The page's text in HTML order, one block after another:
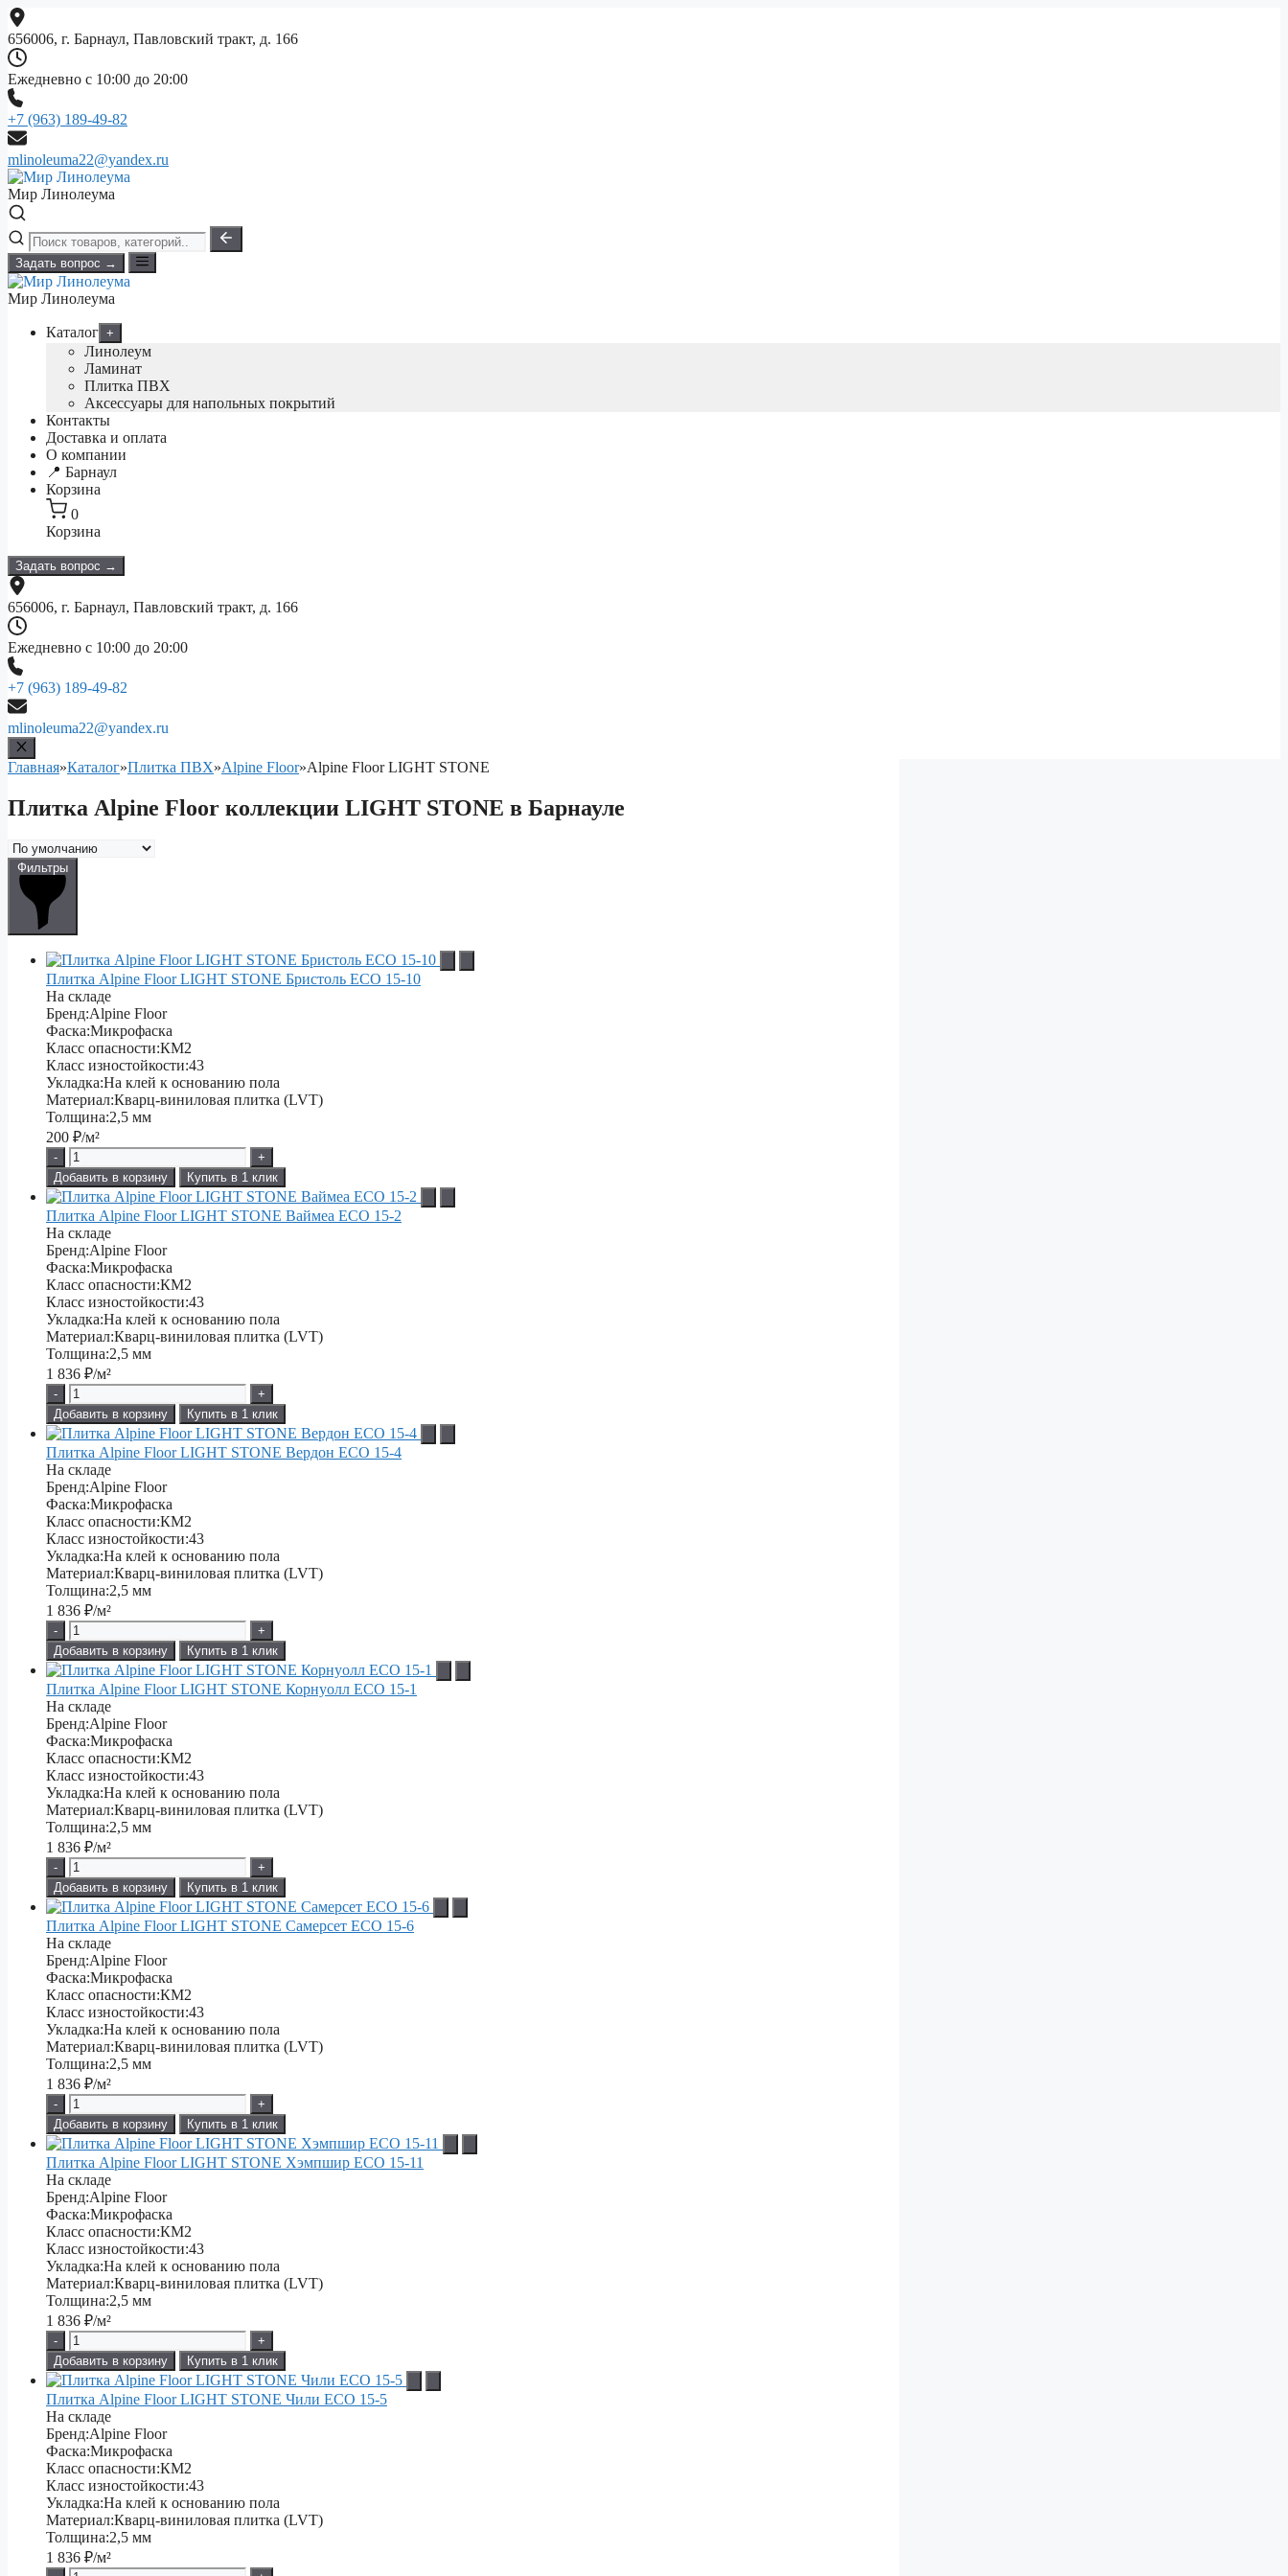
Перейти
к
содержимому
656006, г. Барнаул, Павловский тракт, д. 166
Ежедневно с 10:00 до 20:00
+7 (963) 189-49-82
mlinoleuma22@yandex.ru
Мир Линолеума
Задать вопрос →
Мир Линолеума
Каталог +
Линолеум
Ламинат
Плитка ПВХ
Аксессуары для напольных покрытий
Контакты
Доставка и оплата
О компании
📍 Барнаул
Корзина
0
Корзина
Задать вопрос →
656006, г. Барнаул, Павловский тракт, д. 166
Ежедневно с 10:00 до 20:00
+7 (963) 189-49-82
mlinoleuma22@yandex.ru
Главная»Каталог»Плитка ПВХ»Alpine Floor»Alpine Floor LIGHT STONE
Плитка Alpine Floor коллекции LIGHT STONE в Барнауле
Фильтры
Плитка Alpine Floor LIGHT STONE Бристоль ЕСО 15-10
На складе
Бренд:Alpine Floor
Фаска:Микрофаска
Класс опасности:КМ2
Класс изностойкости:43
Укладка:На клей к основанию пола
Материал:Кварц-виниловая плитка (LVT)
Толщина:2,5 мм
200 ₽/м²
-
+
Добавить в корзину
Купить в 1 клик
Плитка Alpine Floor LIGHT STONE Ваймеа ЕСО 15-2
На складе
Бренд:Alpine Floor
Фаска:Микрофаска
Класс опасности:КМ2
Класс изностойкости:43
Укладка:На клей к основанию пола
Материал:Кварц-виниловая плитка (LVT)
Толщина:2,5 мм
1 836 ₽/м²
-
+
Добавить в корзину
Купить в 1 клик
Плитка Alpine Floor LIGHT STONE Вердон ЕСО 15-4
На складе
Бренд:Alpine Floor
Фаска:Микрофаска
Класс опасности:КМ2
Класс изностойкости:43
Укладка:На клей к основанию пола
Материал:Кварц-виниловая плитка (LVT)
Толщина:2,5 мм
1 836 ₽/м²
-
+
Добавить в корзину
Купить в 1 клик
Плитка Alpine Floor LIGHT STONE Корнуолл ЕСО 15-1
На складе
Бренд:Alpine Floor
Фаска:Микрофаска
Класс опасности:КМ2
Класс изностойкости:43
Укладка:На клей к основанию пола
Материал:Кварц-виниловая плитка (LVT)
Толщина:2,5 мм
1 836 ₽/м²
-
+
Добавить в корзину
Купить в 1 клик
Плитка Alpine Floor LIGHT STONE Самерсет ЕСО 15-6
На складе
Бренд:Alpine Floor
Фаска:Микрофаска
Класс опасности:КМ2
Класс изностойкости:43
Укладка:На клей к основанию пола
Материал:Кварц-виниловая плитка (LVT)
Толщина:2,5 мм
1 836 ₽/м²
-
+
Добавить в корзину
Купить в 1 клик
Плитка Alpine Floor LIGHT STONE Хэмпшир ЕСО 15-11
На складе
Бренд:Alpine Floor
Фаска:Микрофаска
Класс опасности:КМ2
Класс изностойкости:43
Укладка:На клей к основанию пола
Материал:Кварц-виниловая плитка (LVT)
Толщина:2,5 мм
1 836 ₽/м²
-
+
Добавить в корзину
Купить в 1 клик
Плитка Alpine Floor LIGHT STONE Чили ЕСО 15-5
На складе
Бренд:Alpine Floor
Фаска:Микрофаска
Класс опасности:КМ2
Класс изностойкости:43
Укладка:На клей к основанию пола
Материал:Кварц-виниловая плитка (LVT)
Толщина:2,5 мм
1 836 ₽/м²